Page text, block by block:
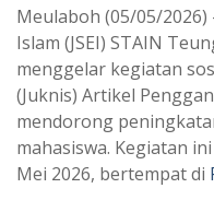
Meulaboh (05/05/2026)
Islam (JSEI) STAIN
menggelar kegiatan
(Juknis) Artikel
mendorong
mahasiswa. Kegiatan
Mei 2026, bertempat di